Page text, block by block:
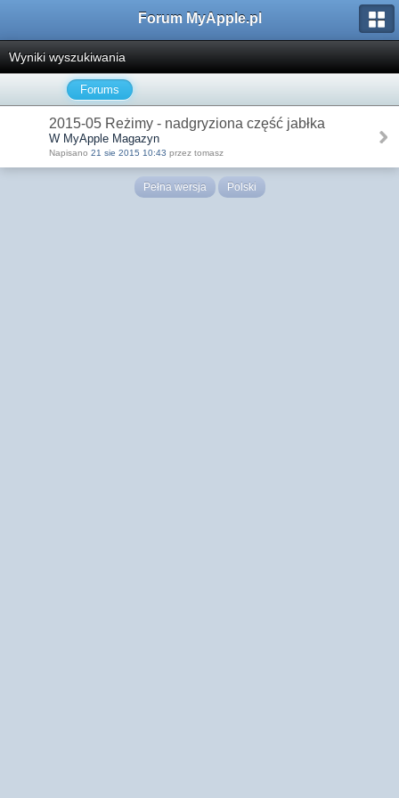
Forum MyApple.pl
Wyniki wyszukiwania
Forums
2015-05 Reżimy - nadgryziona część jabłka
W MyApple Magazyn
Napisano 21 sie 2015 10:43 przez tomasz
Pełna wersja Polski